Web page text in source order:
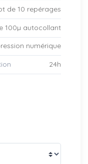
de 10 repérages
100µ autocollant
numérique
24h